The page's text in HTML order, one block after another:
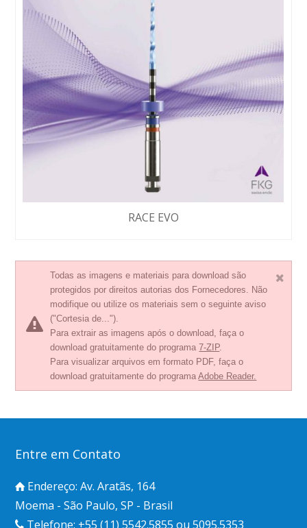
RACE EVO
Todas as imagens e materiais para download são
protegidos por direitos autorias dos Fornecedores. Não
modifique ou utilize os materiais sem o seguinte aviso
("Cortesia de...").
Para extrair as imagens após o download, faça o
download gratuitamente do programa7-ZIP.
Para visualizar arquivos em formato PDF, faça o
download gratuitamente do programaAdobe Reader.
Entre em Contato
Endereço: Av. Aratãs, 164
Moema - São Paulo, SP - Brasil
Telefone: +55 (11) 5542.5855 ou 5095.5353